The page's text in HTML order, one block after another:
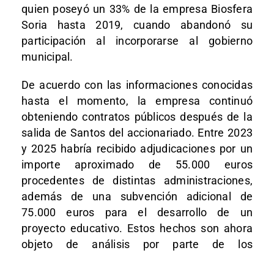
quien poseyó un 33% de la empresa Biosfera
Soria hasta 2019, cuando abandonó su
participación al incorporarse al gobierno
municipal.
De acuerdo con las informaciones conocidas
hasta el momento, la empresa continuó
obteniendo contratos públicos después de la
salida de Santos del accionariado. Entre 2023
y 2025 habría recibido adjudicaciones por un
importe aproximado de 55.000 euros
procedentes de distintas administraciones,
además de una subvención adicional de
75.000 euros para el desarrollo de un
proyecto educativo. Estos hechos son ahora
objeto de análisis por parte de los